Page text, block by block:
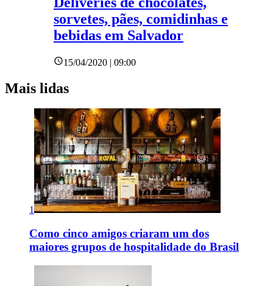
sorvetes, pães, comidinhas e
bebidas em Salvador
15/04/2020 | 09:00
Mais lidas
1
Como cinco amigos criaram um dos
maiores grupos de hospitalidade do Brasil